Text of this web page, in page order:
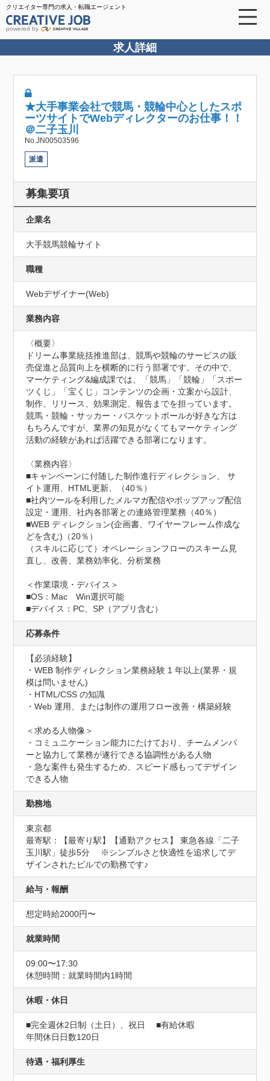
クリエイター専門の求人・転職エージェント
powered by
求人詳細
★大手事業会社で競馬・競輪中心としたスポ
ーツサイトでWebディレクターのお仕事！！
＠二子玉川
No.JN00503596
派遣
募集要項
企業名
大手競馬競輪サイト
職種
Webデザイナー(Web)
業務内容
〈概要〉
ドリーム事業統括推進部は、競馬や競輪のサービスの販
売促進と品質向上を横断的に行う部署です。その中で、
マーケティング&編成課では、「競馬」「競輪」「スポー
ツくじ」「宝くじ」コンテンツの企画・立案から設計、
制作、リリース、効果測定、報告までを担っています。
競馬・競輪・サッカー・バスケットボールが好きな方は
もちろんですが、業界の知見がなくてもマーケティング
活動の経験があれば活躍できる部署になります。
〈業務内容〉
■キャンペーンに付随した制作進行ディレクション、 サ
イト運用、HTML更新、（40％）
■社内ツールを利用したメルマガ配信やポップアップ配信
設定・運用、社内各部署との連絡管理業務（40％）
■WEB ディレクション(企画書、ワイヤーフレーム作成な
どを含む)（20％）
（スキルに応じて）オペレーションフローのスキーム見
直し、改善、業務効率化、分析業務
＜作業環境・デバイス＞
■OS：Mac　Win選択可能
■デバイス：PC、SP（アプリ含む）
応募条件
【必須経験】
・WEB 制作ディレクション業務経験 1 年以上(業界・規
模は問いません)
・HTML/CSS の知識
・Web 運用、または制作の運用フロー改善・構築経験
＜求める人物像＞
・コミュニケーション能力にたけており、チームメンバ
ーと協力して業務が遂行できる協調性がある人物
・急な案件も発生するため、スピード感もってデザイン
できる人物
勤務地
東京都
最寄駅：【最寄り駅】【通勤アクセス】 東急各線「二子
玉川駅」徒歩5分　 ※シンプルさと快適性を追求してデ
ザインされたビルでの勤務です♪
給与・報酬
想定時給2000円〜
就業時間
09:00〜17:30
休憩時間：就業時間内1時間
休暇・休日
■完全週休2日制（土日）、祝日　 ■有給休暇
年間休日日数120日
待遇・福利厚生